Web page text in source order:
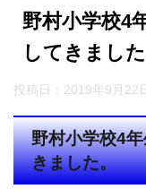
野村小学校4
してきました
投稿日： 2019年9月22
野村小学校4
きました。